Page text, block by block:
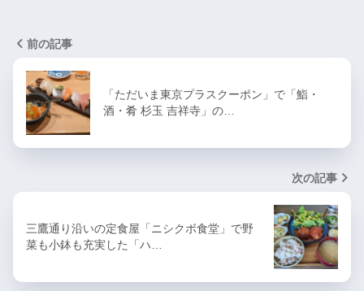
前の記事
「ただいま東京プラスクーポン」で「鮨・
酒・肴 杉玉 吉祥寺」の…
次の記事
三鷹通り沿いの定食屋「ニシクボ食堂」で野
菜も小鉢も充実した「ハ…